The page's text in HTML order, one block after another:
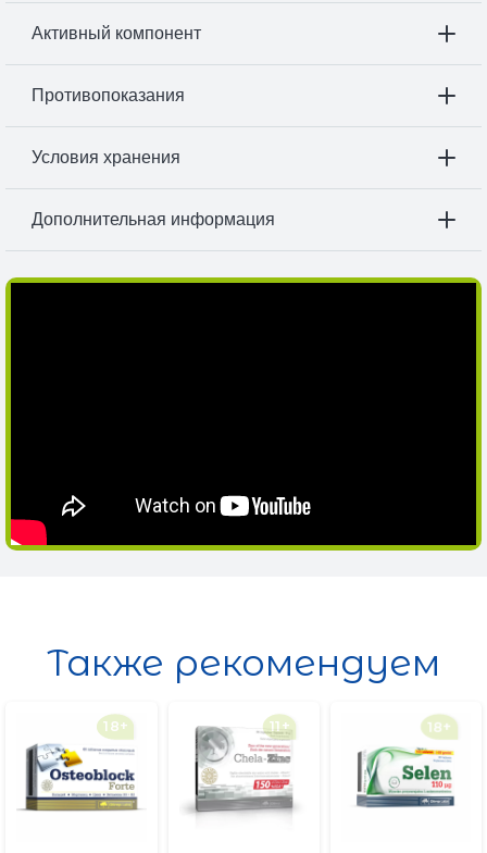
Активный компонент
Противопоказания
Условия хранения
Дополнительная информация
Также рекомендуем
18+ 11+ 18+